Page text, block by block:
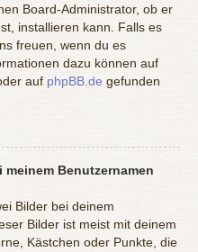
Board-Administrator, ob er
installieren kann. Falls es
freuen, wenn du es
dazu können auf
auf phpBB.de gefunden
Benutzernamen
Bilder bei deinem
Bilder ist meist mit deinem
Kästchen oder Punkte, die